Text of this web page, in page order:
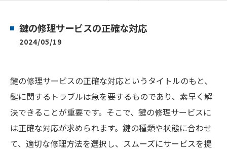
鍵の修理サービスの正確な対応
2024/05/19
鍵の修理サービスの正確な対応というタイトルのもと、
鍵に関するトラブルは急を要するものであり、素早く解
決できることが重要です。そこで、鍵の修理サービスに
は正確な対応が求められます。鍵の種類や状態に合わせ
て、適切な修理方法を選択し、スムーズにサービスを提